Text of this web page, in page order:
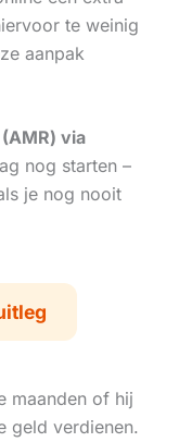
te weinig
aanpak
(AMR) via
nog starten –
je nog nooit
maanden of hij
geld verdienen.